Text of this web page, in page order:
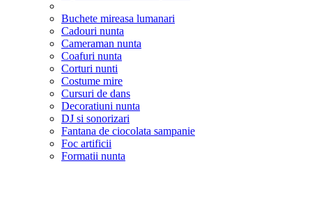
Buchete mireasa lumanari
Cadouri nunta
Cameraman nunta
Coafuri nunta
Corturi nunti
Costume mire
Cursuri de dans
Decoratiuni nunta
DJ si sonorizari
Fantana de ciocolata sampanie
Foc artificii
Formatii nunta